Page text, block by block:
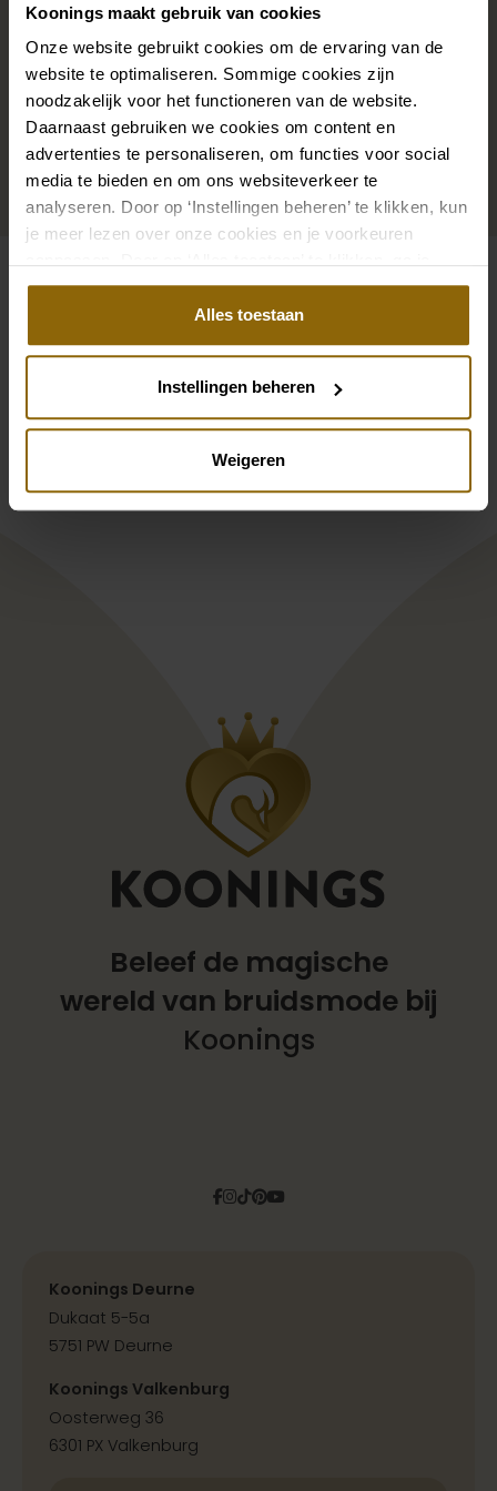
Koonings maakt gebruik van cookies
Onze website gebruikt cookies om de ervaring van de
website te optimaliseren. Sommige cookies zijn
noodzakelijk voor het functioneren van de website.
Daarnaast gebruiken we cookies om content en
advertenties te personaliseren, om functies voor social
media te bieden en om ons websiteverkeer te
analyseren. Door op ‘Instellingen beheren’ te klikken, kun
je meer lezen over onze cookies en je voorkeuren
akkoord met het gebruik van alle cookies.
Alles toestaan
Instellingen beheren
Weigeren
haarband of haarspeld voor je bruidskapsel: jouw
bruidslook is pas af met bijpassende accessoires. Met
onze grote accessoire winkel met accessoires voor
bruid en bruidegom vind je de perfecte match met
jouw jurk of trouwkostuum.
Ga naar accessoires
Bekijk ook eens
Poirier T-75417 Top | Uma
Pinterest
Poirier T-224 Top
Poirier C-75106 Cape |
Pinterest
Poirier T-75418
Beleef de magische
wereld van bruidsmode bij
Koonings
Facebook
Instagram
Tiktok
Pinterest
YouTube
Koonings Deurne
Dukaat 5-5a
5751 PW Deurne
Koonings Valkenburg
Oosterweg 36
6301 PX Valkenburg